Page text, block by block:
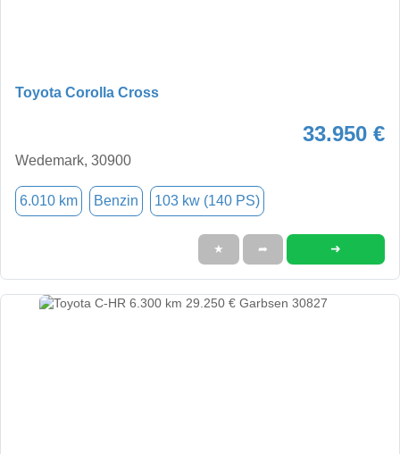
Toyota Corolla Cross
33.950 €
Wedemark, 30900
6.010 km Benzin 103 kw (140 PS)
★ ➦ ➜